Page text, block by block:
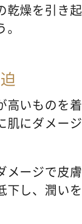
乾燥を引き
高いものを
肌にダメー
メージで皮
下し、潤い